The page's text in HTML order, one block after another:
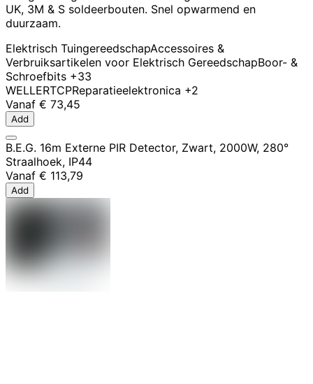
UK, 3M & S soldeerbouten. Snel opwarmend en
duurzaam.
Elektrisch TuingereedschapAccessoires &
Verbruiksartikelen voor Elektrisch GereedschapBoor- &
Schroefbits +33
WELLERTCPReparatieelektronica +2
Vanaf € 73,45
Add
B.E.G. 16m Externe PIR Detector, Zwart, 2000W, 280°
Straalhoek, IP44
Vanaf € 113,79
Add